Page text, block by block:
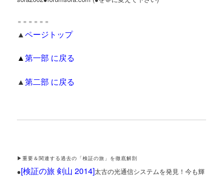
＝＝＝＝＝＝
▲ページトップ
▲第一部 に戻る
▲第二部 に戻る
▶重要＆関連する過去の「検証の旅」を徹底解剖
●[検証の旅 剣山 2014]太古の光通信システムを発見！今も輝